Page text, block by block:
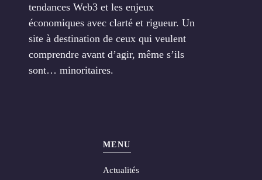
tendances Web3 et les enjeux
économiques avec clarté et rigueur. Un
site à destination de ceux qui veulent
comprendre avant d’agir, même s’ils
sont… minoritaires.
MENU
Actualités